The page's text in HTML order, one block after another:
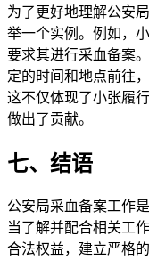
为了更好地理解公安
举一个实例。例如，
要求其进行采血备案
定的时间和地点前往
这不仅体现了小张履
做出了贡献。
七、结语
公安局采血备案工作
当了解并配合相关工
合法权益，建立严格